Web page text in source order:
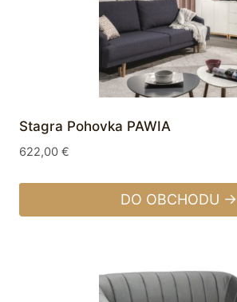
Stagra Pohovka PAWIA
622,00 €
DO OBCHODU →